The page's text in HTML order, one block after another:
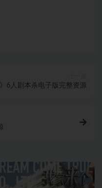
》6人剧本杀电子版完整资源